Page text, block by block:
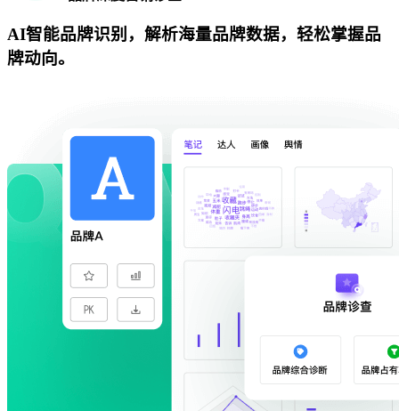
AI智能品牌识别，解析海量品牌数据，轻松掌握品
牌动向。